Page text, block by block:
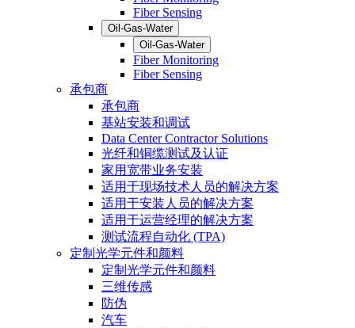
Fiber Sensing
Oil-Gas-Water
Oil-Gas-Water
Fiber Monitoring
Fiber Sensing
承包商
承包商
基站安装和调试
Data Center Contractor Solutions
光纤和铜缆测试及认证
家用宽带业务安装
适用于现场技术人员的解决方案
适用于安装人员的解决方案
适用于运营经理的解决方案
测试流程自动化 (TPA)
定制光学元件和颜料
定制光学元件和颜料
三维传感
防伪
汽车